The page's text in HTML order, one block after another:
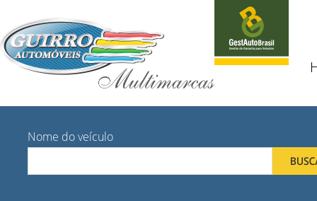
Nome do veículo